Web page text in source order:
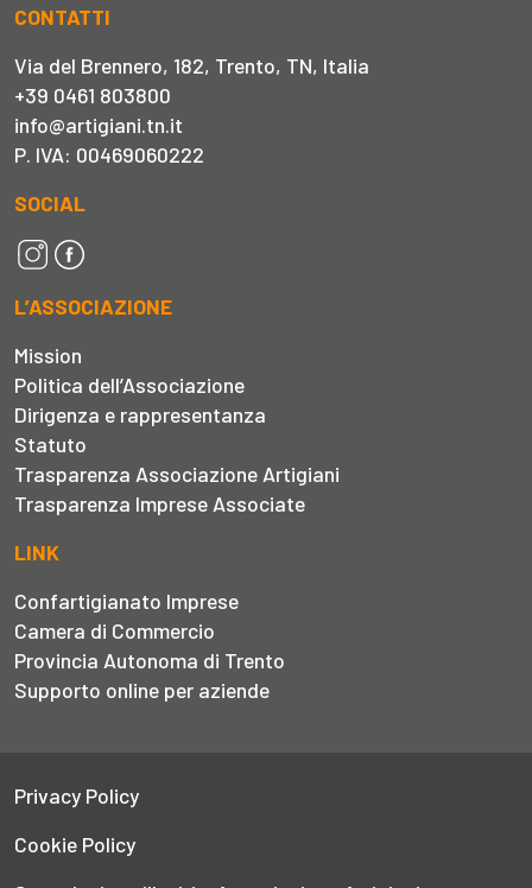
CONTATTI
Via del Brennero, 182, Trento, TN, Italia
+39 0461 803800
info@artigiani.tn.it
P. IVA: 00469060222
SOCIAL
L’ASSOCIAZIONE
Mission
Politica dell’Associazione
Dirigenza e rappresentanza
Statuto
Trasparenza Associazione Artigiani
Trasparenza Imprese Associate
LINK
Confartigianato Imprese
Camera di Commercio
Provincia Autonoma di Trento
Supporto online per aziende
Privacy Policy
Cookie Policy